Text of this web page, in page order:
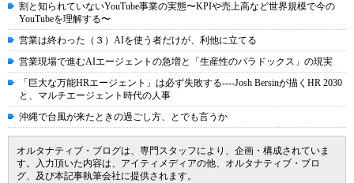
割と知られていないYouTube事業の実態〜KPIや売上高など世界規模で今の
YouTubeを理解する〜
営業は終わった（３）AIを使う者だけが、利他に立てる
営業現場で進むAIエージェントの急増と「生産性のパラドックス」の現実
「巨大な万能HRエージェント」は必ず失敗する----Josh Bersinが描くHR 2030
と、マルチエージェント時代の人事
沖縄で台風が来たときの過ごし方、とでも言うか
オルタナティブ・ブログは、専門スタッフにより、企画・構成されていま
す。入力頂いた内容は、アイティメディアの他、オルタナティブ・ブロ
グ、及び本記事執筆会社に提供されます。